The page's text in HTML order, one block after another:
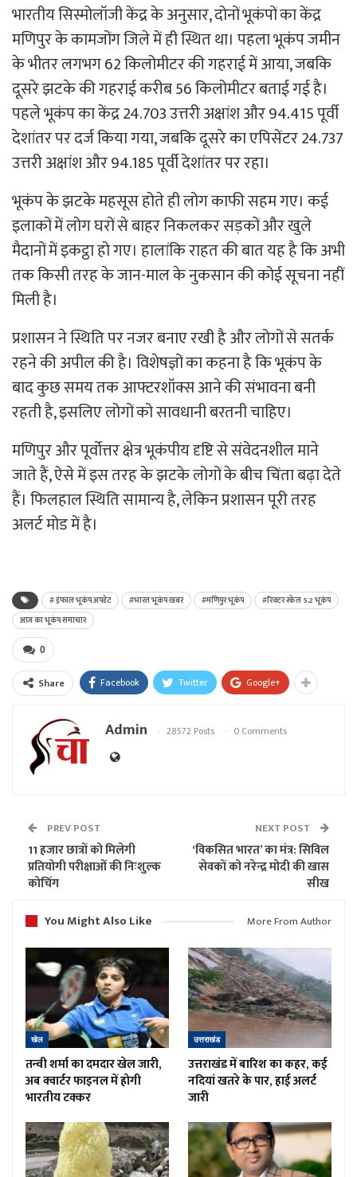
भारतीय सिस्मोलॉजी केंद्र के अनुसार, दोनों भूकंपों का केंद्र
मणिपुर के कामजोंग जिले में ही स्थित था। पहला भूकंप जमीन
के भीतर लगभग 62 किलोमीटर की गहराई में आया, जबकि
दूसरे झटके की गहराई करीब 56 किलोमीटर बताई गई है।
पहले भूकंप का केंद्र 24.703 उत्तरी अक्षांश और 94.415 पूर्वी
देशांतर पर दर्ज किया गया, जबकि दूसरे का एपिसेंटर 24.737
उत्तरी अक्षांश और 94.185 पूर्वी देशांतर पर रहा।
भूकंप के झटके महसूस होते ही लोग काफी सहम गए। कई
इलाकों में लोग घरों से बाहर निकलकर सड़कों और खुले
मैदानों में इकट्ठा हो गए। हालांकि राहत की बात यह है कि अभी
तक किसी तरह के जान-माल के नुकसान की कोई सूचना नहीं
मिली है।
प्रशासन ने स्थिति पर नजर बनाए रखी है और लोगों से सतर्क
रहने की अपील की है। विशेषज्ञों का कहना है कि भूकंप के
बाद कुछ समय तक आफ्टरशॉक्स आने की संभावना बनी
रहती है, इसलिए लोगों को सावधानी बरतनी चाहिए।
मणिपुर और पूर्वोत्तर क्षेत्र भूकंपीय दृष्टि से संवेदनशील माने
जाते हैं, ऐसे में इस तरह के झटके लोगों के बीच चिंता बढ़ा देते
हैं। फिलहाल स्थिति सामान्य है, लेकिन प्रशासन पूरी तरह
अलर्ट मोड में है।
# इंफाल भूकंप अपडेट #भारत भूकंप खबर #मणिपुर भूकंप
#रिक्टर स्केल 5.2 भूकंप
आज का भूकंप समाचार
0
Share Facebook Twitter Google+
Admin 28572 Posts 0 Comments
PREV POST
11 हजार छात्रों को मिलेगी
प्रतियोगी परीक्षाओं की निःशुल्क
कोचिंग
NEXT POST
‘विकसित भारत’ का मंत्र: सिविल
सेवकों को नरेन्द्र मोदी की खास
सीख
You Might Also Like
More From Author
खेल
तन्वी शर्मा का दमदार खेल जारी,
अब क्वार्टर फाइनल में होगी
भारतीय टक्कर
उत्तराखंड
उत्तराखंड में बारिश का कहर, कई
नदियां खतरे के पार, हाई अलर्ट
जारी